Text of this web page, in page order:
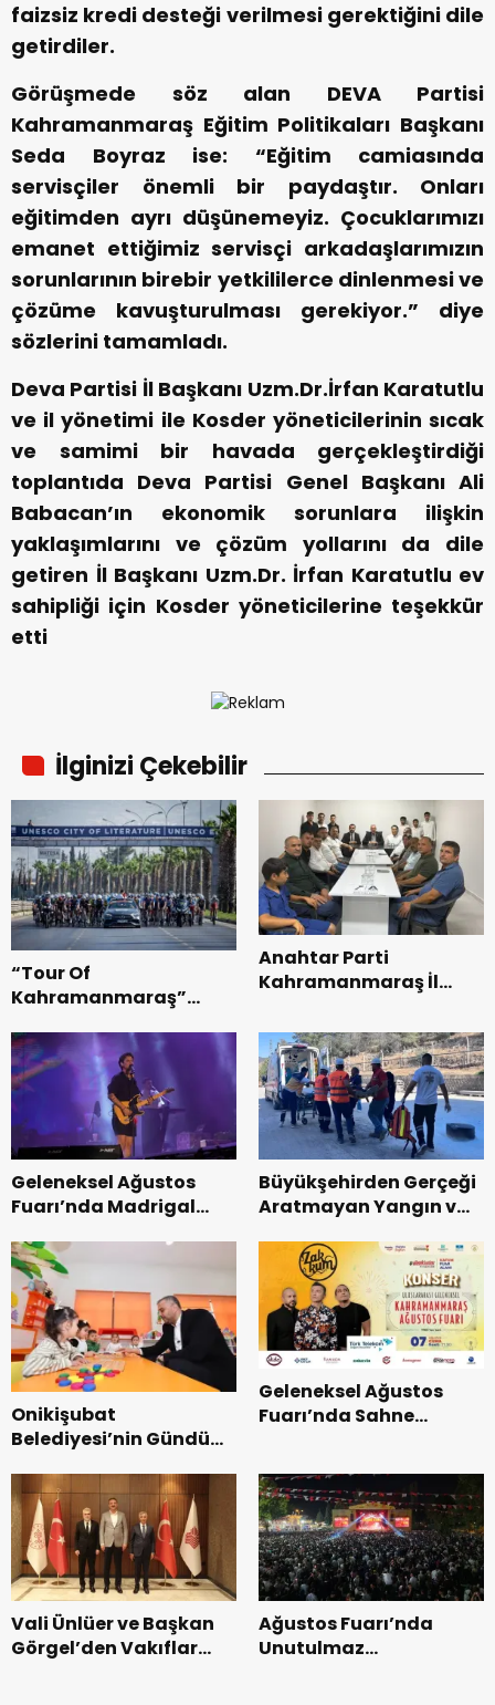
faizsiz kredi desteği verilmesi gerektiğini dile
getirdiler.
Görüşmede söz alan DEVA Partisi
Kahramanmaraş Eğitim Politikaları Başkanı
Seda Boyraz ise: “Eğitim camiasında
servisçiler önemli bir paydaştır. Onları
eğitimden ayrı düşünemeyiz. Çocuklarımızı
emanet ettiğimiz servisçi arkadaşlarımızın
sorunlarının birebir yetkililerce dinlenmesi ve
çözüme kavuşturulması gerekiyor.” diye
sözlerini tamamladı.
Deva Partisi İl Başkanı Uzm.Dr.İrfan Karatutlu
ve il yönetimi ile Kosder yöneticilerinin sıcak
ve samimi bir havada gerçekleştirdiği
toplantıda Deva Partisi Genel Başkanı Ali
Babacan’ın ekonomik sorunlara ilişkin
yaklaşımlarını ve çözüm yollarını da dile
getiren İl Başkanı Uzm.Dr. İrfan Karatutlu ev
sahipliği için Kosder yöneticilerine teşekkür
etti
İlginizi Çekebilir
“Tour Of
Kahramanmaraş”
Bisikleti Turnuvası
Tamamlandı.
Anahtar Parti
Kahramanmaraş İl
Teşkilatı ile buluştu.
Geleneksel Ağustos
Fuarı’nda Madrigal
Büyükşehirden Gerçeği
Aratmayan Yangın ve
Onikişubat
Belediyesi’nin Gündüz
dönemin ön kayıtları
başladı.
Geleneksel Ağustos
Fuarı’nda Sahne
Vali Ünlüer ve Başkan
Görgel’den Vakıflar
Ağustos Fuarı’nda
Unutulmaz